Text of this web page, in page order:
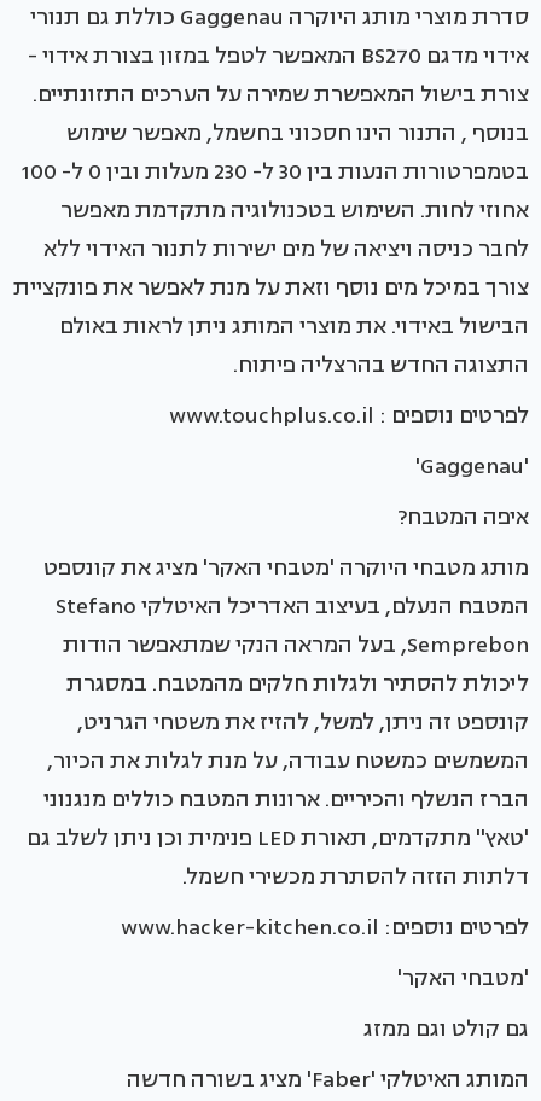
סדרת מוצרי מותג היוקרה Gaggenau כוללת גם תנורי
אידוי מדגם BS270 המאפשר לטפל במזון בצורת אידוי -
צורת בישול המאפשרת שמירה על הערכים התזונתיים.
בנוסף , התנור הינו חסכוני בחשמל, מאפשר שימוש
בטמפרטורות הנעות בין 30 ל- 230 מעלות ובין 0 ל- 100
אחוזי לחות. השימוש בטכנולוגיה מתקדמת מאפשר
לחבר כניסה ויציאה של מים ישירות לתנור האידוי ללא
צורך במיכל מים נוסף וזאת על מנת לאפשר את פונקציית
הבישול באידוי. את מוצרי המותג ניתן לראות באולם
התצוגה החדש בהרצליה פיתוח.
לפרטים נוספים : www.touchplus.co.il
'Gaggenau'
איפה המטבח?
מותג מטבחי היוקרה 'מטבחי האקר' מציג את קונספט
המטבח הנעלם, בעיצוב האדריכל האיטלקי Stefano
Semprebon, בעל המראה הנקי שמתאפשר הודות
ליכולת להסתיר ולגלות חלקים מהמטבח. במסגרת
קונספט זה ניתן, למשל, להזיז את משטחי הגרניט,
המשמשים כמשטח עבודה, על מנת לגלות את הכיור,
הברז הנשלף והכיריים. ארונות המטבח כוללים מנגנוני
'טאץ'' מתקדמים, תאורת LED פנימית וכן ניתן לשלב גם
דלתות הזזה להסתרת מכשירי חשמל.
לפרטים נוספים: www.hacker-kitchen.co.il
'מטבחי האקר'
גם קולט וגם ממזג
המותג האיטלקי 'Faber' מציג בשורה חדשה